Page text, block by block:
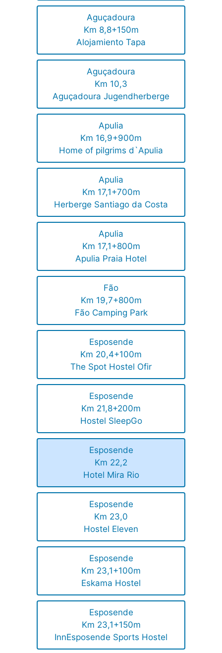
Aguçadoura
Km 8,8+150m
Alojamiento Tapa
Aguçadoura
Km 10,3
Aguçadoura Jugendherberge
Apulia
Km 16,9+900m
Home of pilgrims d`Apulia
Apulia
Km 17,1+700m
Herberge Santiago da Costa
Apulia
Km 17,1+800m
Apulia Praia Hotel
Fão
Km 19,7+800m
Fão Camping Park
Esposende
Km 20,4+100m
The Spot Hostel Ofir
Esposende
Km 21,8+200m
Hostel SleepGo
Esposende
Km 22,2
Hotel Mira Rio
Esposende
Km 23,0
Hostel Eleven
Esposende
Km 23,1+100m
Eskama Hostel
Esposende
Km 23,1+150m
InnEsposende Sports Hostel